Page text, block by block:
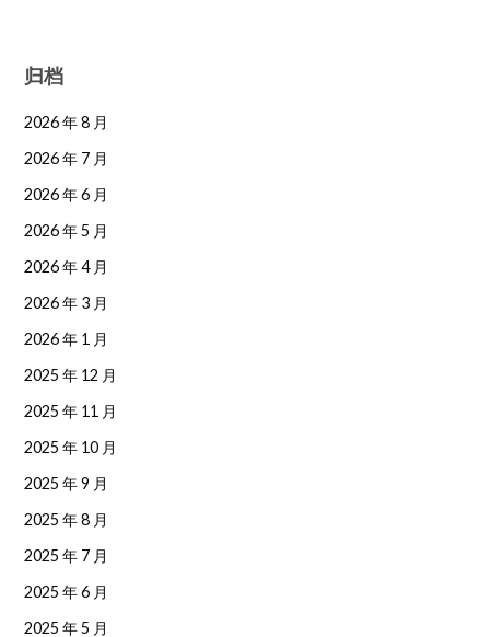
归档
2026 年 8 月
2026 年 7 月
2026 年 6 月
2026 年 5 月
2026 年 4 月
2026 年 3 月
2026 年 1 月
2025 年 12 月
2025 年 11 月
2025 年 10 月
2025 年 9 月
2025 年 8 月
2025 年 7 月
2025 年 6 月
2025 年 5 月